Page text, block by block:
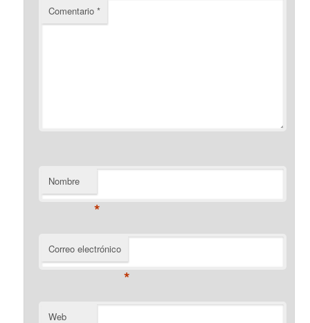
Comentario*
Nombre
*
Correo electrónico
*
Web